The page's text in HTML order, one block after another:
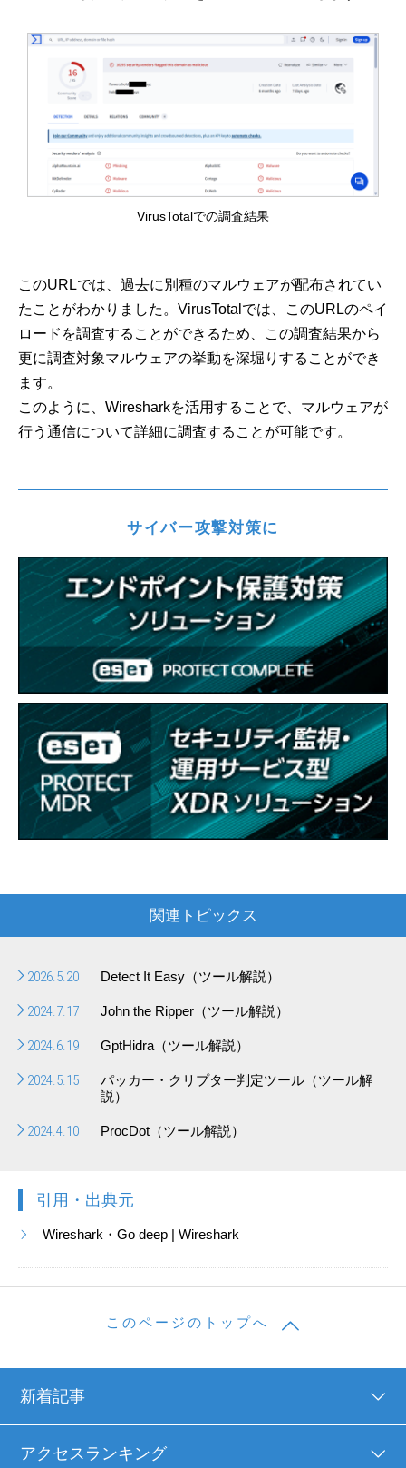
VirusTotalでの調査結果
このURLでは、過去に別種のマルウェアが配布されてい
たことがわかりました。VirusTotalでは、このURLのペイ
ロードを調査することができるため、この調査結果から
更に調査対象マルウェアの挙動を深堀りすることができ
ます。
このように、Wiresharkを活用することで、マルウェアが
行う通信について詳細に調査することが可能です。
サイバー攻撃対策に
関連トピックス
2026.5.20 Detect It Easy（ツール解説）
2024.7.17 John the Ripper（ツール解説）
2024.6.19 GptHidra（ツール解説）
2024.5.15
パッカー・クリプター判定ツール（ツール解
説）
2024.4.10 ProcDot（ツール解説）
引用・出典元
Wireshark・Go deep | Wireshark
このページのトップへ
新着記事
アクセスランキング